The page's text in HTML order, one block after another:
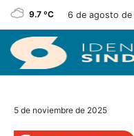
9.7 ºC 6 de agosto de
5 de noviembre de 2025